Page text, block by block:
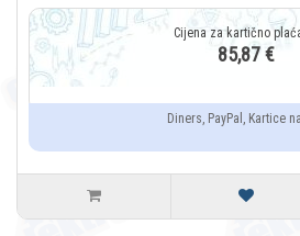
85,87 €
Diners, PayPal, Kartice